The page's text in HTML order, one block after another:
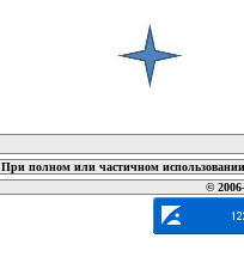
При полном или частичном
©